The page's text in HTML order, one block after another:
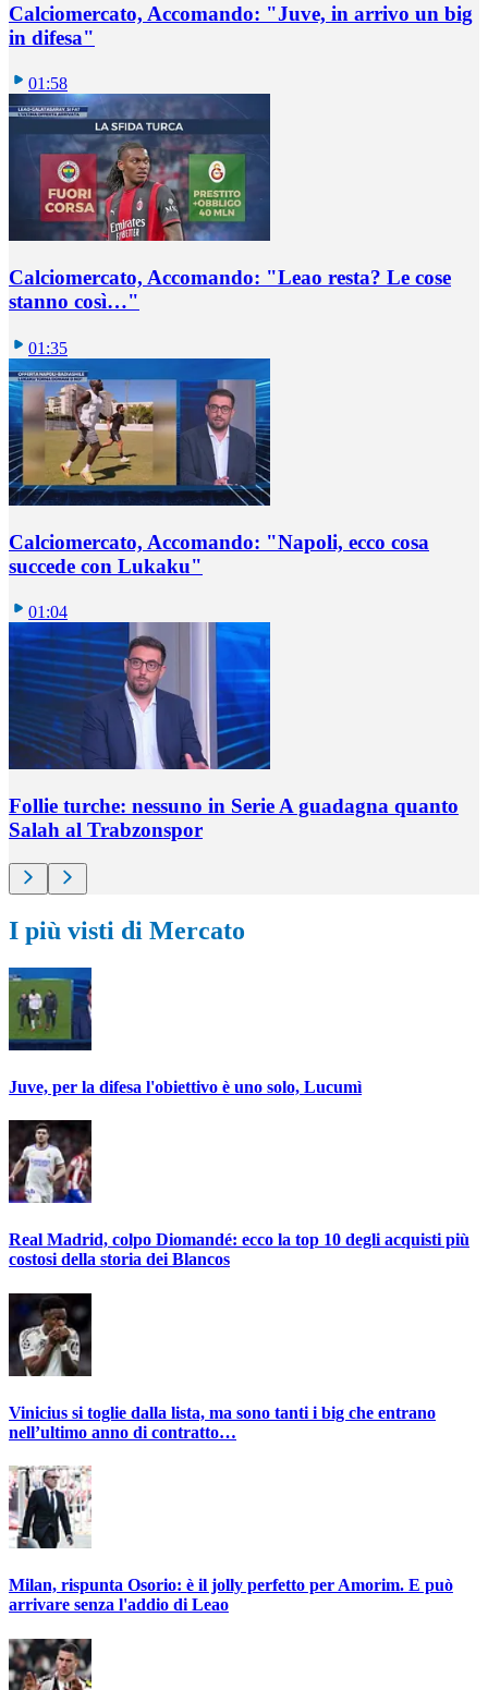
Calciomercato, Accomando: "Juve, in arrivo un big
in difesa"
01:58
Calciomercato, Accomando: "Leao resta? Le cose
stanno così…"
01:35
Calciomercato, Accomando: "Napoli, ecco cosa
succede con Lukaku"
01:04
Follie turche: nessuno in Serie A guadagna quanto
Salah al Trabzonspor
I più visti di Mercato
Juve, per la difesa l'obiettivo è uno solo, Lucumì
Real Madrid, colpo Diomandé: ecco la top 10 degli acquisti più
costosi della storia dei Blancos
Vinicius si toglie dalla lista, ma sono tanti i big che entrano
nell’ultimo anno di contratto…
Milan, rispunta Osorio: è il jolly perfetto per Amorim. E può
arrivare senza l'addio di Leao